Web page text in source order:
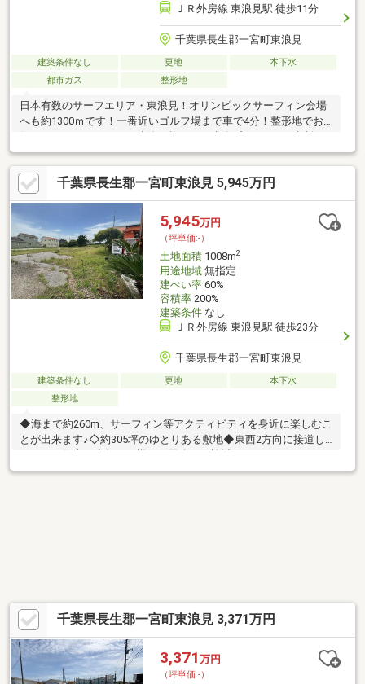
ＪＲ外房線 東浪見駅 徒歩11分
千葉県長生郡一宮町東浪見
建築条件なし 更地
本下水
都市ガス
整形地
日本有数のサーフエリア・東浪見！オリンピックサーフィン会場
へも約1300ｍです！一番近いゴルフ場まで車で4分！整形地でお
ださい！都市ガス、公共水道、下水も整っています。分譲地専用
の公園には、井戸ポンプの設置もあります。休日問わずお気軽に
お問い合わせください。
千葉県長生郡一宮町東浪見 5,945万円
5,945万円
（坪単価:-）
土地面積1008m2
用途地域無指定
建ぺい率60%
容積率200%
建築条件なし
ＪＲ外房線 東浪見駅 徒歩23分
千葉県長生郡一宮町東浪見
建築条件なし 更地
本下水
整形地
◆海まで約260m、サーフィン等アクティビティを身近に楽しむこ
とが出来ます♪◇約305坪のゆとりある敷地◆東西2方向に接道し
ており、住宅・店舗など様々な用途でご検討いただけます！
◇◆【片手仲介】のSREリアルティ（旧ソニー不動産）は不動産
千葉県長生郡一宮町東浪見 3,371万円
3,371 万円
（坪単価:-）